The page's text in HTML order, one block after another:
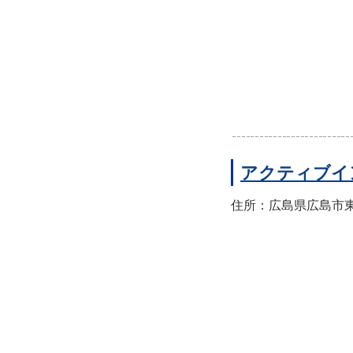
アクティブ
住所：広島県広島市